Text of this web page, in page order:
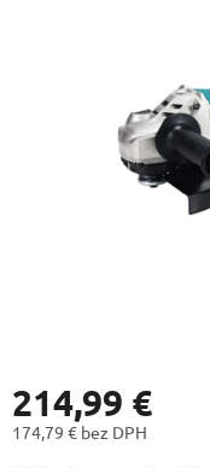
214,99 €
174,79 € bez DPH